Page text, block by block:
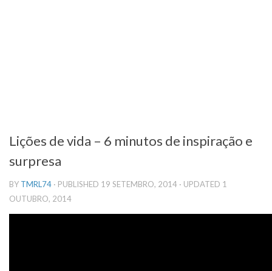
Lições de vida – 6 minutos de inspiração e
surpresa
BY TMRL74 · PUBLISHED 19 SETEMBRO, 2014 · UPDATED 1
OUTUBRO, 2014